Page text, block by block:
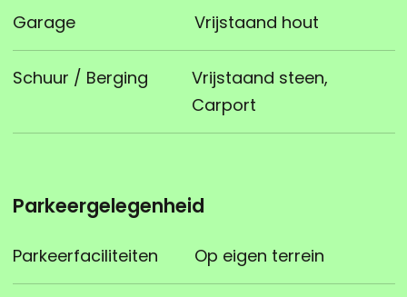
Garage Vrijstaand hout
Schuur / Berging
Vrijstaand steen,
Carport
Parkeergelegenheid
Parkeerfaciliteiten Op eigen terrein